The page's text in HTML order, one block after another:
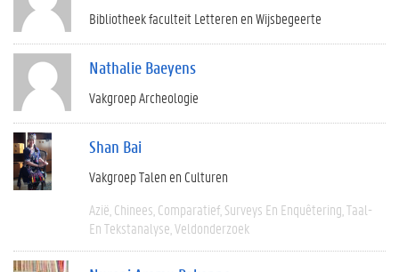
Bibliotheek faculteit Letteren en Wijsbegeerte
Nathalie Baeyens
Vakgroep Archeologie
Shan Bai
Vakgroep Talen en Culturen
Azië Chinees Comparatief Surveys En Enquêtering Taal-
En Tekstanalyse Veldonderzoek